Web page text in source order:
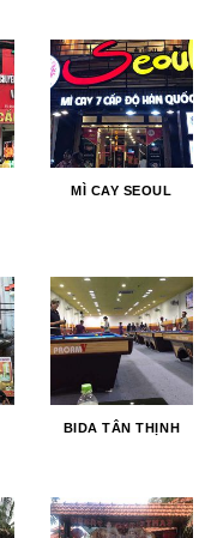
MÌ CAY SEOUL
BIDA TÂN THỊNH